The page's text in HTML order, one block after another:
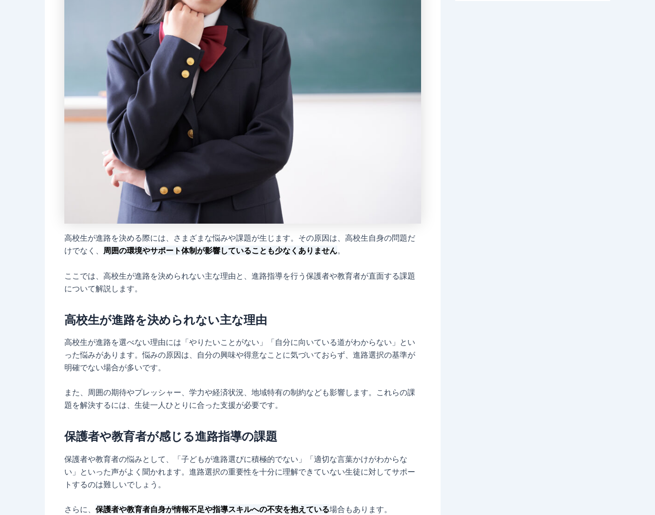
高校生が進路を決める際には、さまざまな悩みや課題が生じます。その原因は、高校生自身の問題だ
けでなく、 周囲の環境やサポート体制が影響していることも少なくありません。
ここでは、高校生が進路を決められない主な理由と、進路指導を行う保護者や教育者が直面する課題
について解説します。
高校生が進路を決められない主な理由
高校生が進路を選べない理由には「やりたいことがない」「自分に向いている道がわからない」とい
った悩みがあります。悩みの原因は、自分の興味や得意なことに気づいておらず、進路選択の基準が
明確でない場合が多いです。
また、周囲の期待やプレッシャー、学力や経済状況、地域特有の制約なども影響します。これらの課
題を解決するには、生徒一人ひとりに合った支援が必要です。
保護者や教育者が感じる進路指導の課題
保護者や教育者の悩みとして、「子どもが進路選びに積極的でない」「適切な言葉かけがわからな
い」といった声がよく聞かれます。進路選択の重要性を十分に理解できていない生徒に対してサポー
トするのは難しいでしょう。
さらに、 保護者や教育者自身が情報不足や指導スキルへの不安を抱えている場合もあります。